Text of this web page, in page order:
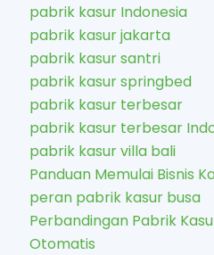
pabrik kasur Indonesia
pabrik kasur jakarta
pabrik kasur santri
pabrik kasur springbed
pabrik kasur terbesar
pabrik kasur terbesar
pabrik kasur villa bali
Panduan Memulai Bisnis
peran pabrik kasur busa
Perbandingan Pabrik
Otomatis